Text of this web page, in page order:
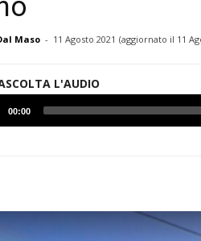
Maso - 11 Agosto 2021 (aggiornato il 11
L'AUDIO
00:00